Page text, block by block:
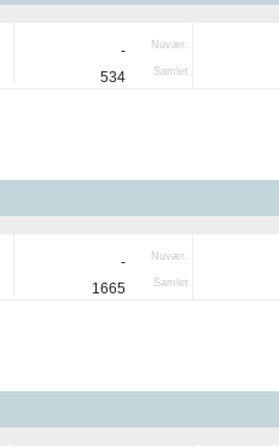
- Nuvær.
534 Samlet
- Nuvær.
1665 Samlet